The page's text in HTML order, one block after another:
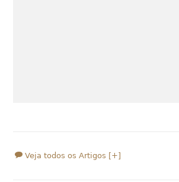
Veja todos os Artigos [+]